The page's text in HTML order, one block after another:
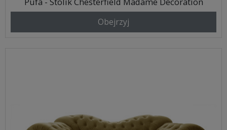
Obejrzyj